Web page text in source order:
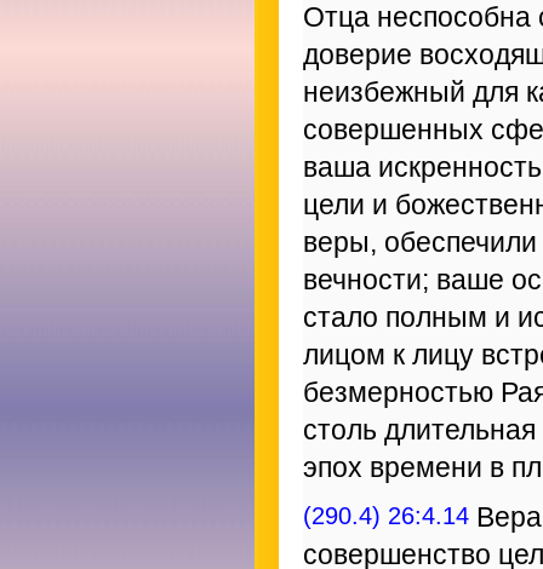
Отца неспособна
доверие
неизбежный для
совершенных
ваша
цели и
веры,
вечности; ваше
стало полным и
лицом к лицу
безмерностью
столь
эпох времени в
(290.4) 26:4.14
совершенство